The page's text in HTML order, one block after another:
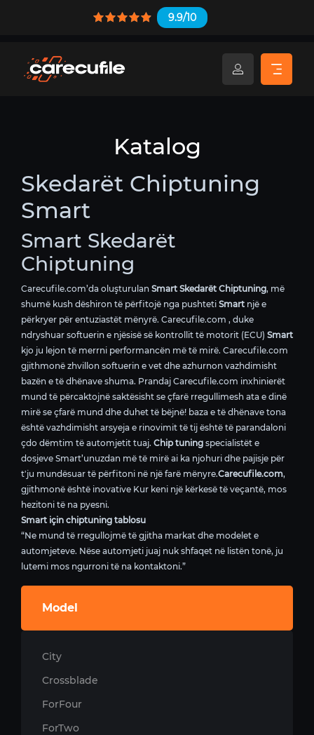
9.9/10
Katalog
Skedarët Chiptuning
Smart
Smart Skedarët
Chiptuning
Carecufile.com’da oluşturulan Smart Skedarët Chiptuning, më
shumë kush dëshiron të përfitojë nga pushteti Smart një e
përkryer për entuziastët mënyrë. Carecufile.com , duke
ndryshuar softuerin e njësisë së kontrollit të motorit (ECU) Smart
kjo ju lejon të merrni performancën më të mirë. Carecufile.com
gjithmonë zhvillon softuerin e vet dhe azhurnon vazhdimisht
bazën e të dhënave shuma. Prandaj Carecufile.com inxhinierët
mund të përcaktojnë saktësisht se çfarë rregullimesh ata e dinë
mirë se çfarë mund dhe duhet të bëjnë! baza e të dhënave tona
është vazhdimisht arsyeja e rinovimit të tij është të parandaloni
çdo dëmtim të automjetit tuaj. Chip tuning specialistët e
dosjeve Smart’unuzdan më të mirë ai ka njohuri dhe pajisje për
t'ju mundësuar të përfitoni në një farë mënyre.Carecufile.com,
gjithmonë është inovative Kur keni një kërkesë të veçantë, mos
hezitoni të na pyesni.
Smart için chiptuning tablosu
“Ne mund të rregullojmë të gjitha markat dhe modelet e
automjeteve. Nëse automjeti juaj nuk shfaqet në listën tonë, ju
lutemi mos ngurroni të na kontaktoni.”
Model
City
Crossblade
ForFour
ForTwo